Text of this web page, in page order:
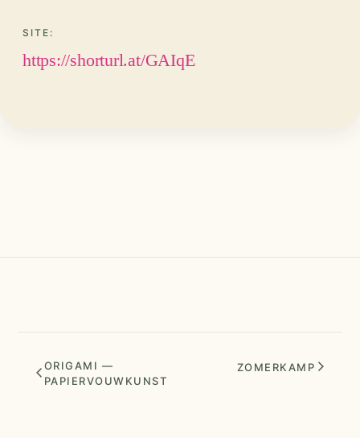
SITE:
https://shorturl.at/GAIqE
ORIGAMI —
PAPIERVOUWKUNST
ZOMERKAMP